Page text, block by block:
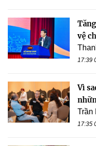
vệ
17:39
Vì
Trần
17:35